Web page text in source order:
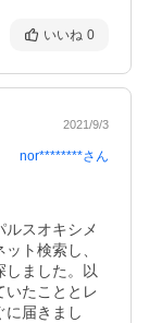
いいね 0
2021/9/3
nor********さん
スオキシメ
ト検索し、
しました。以
いたこととレ
に届きまし